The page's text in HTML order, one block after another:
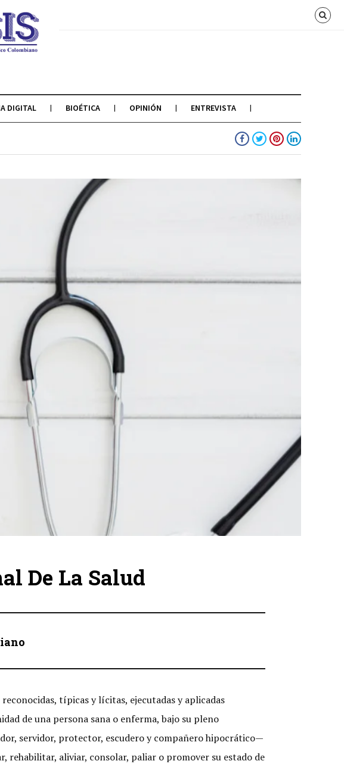
DIGITAL BIOÉTICA OPINIÓN ENTREVISTA
De La Salud
típicas y lícitas, ejecutadas y aplicadas
de una persona sana o enferma, bajo su pleno
servidor, protector, escudero y compañero hipocrático—
rehabilitar, aliviar, consolar, paliar o promover su estado de